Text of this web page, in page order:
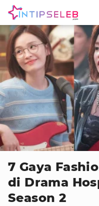
7 Gaya
di Drama
Season 2